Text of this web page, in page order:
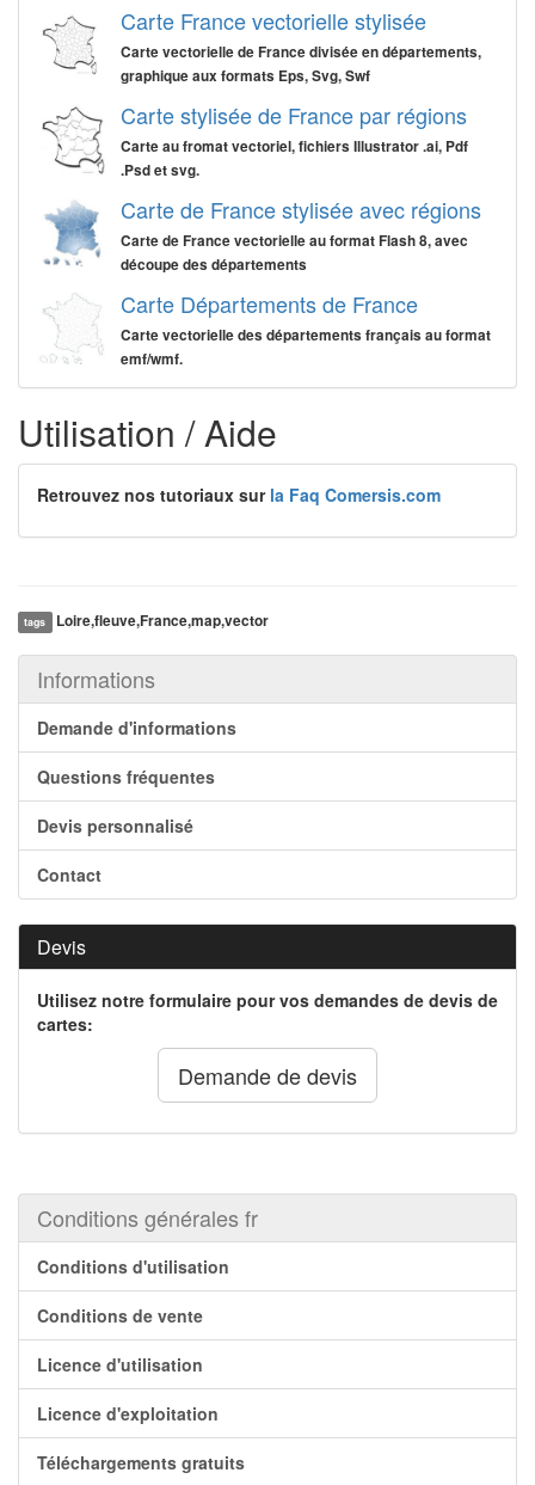
Carte France vectorielle stylisée
Carte vectorielle de France divisée en départements,
graphique aux formats Eps, Svg, Swf
Carte stylisée de France par régions
Carte au fromat vectoriel, fichiers Illustrator .ai, Pdf
.Psd et svg.
Carte de France stylisée avec régions
Carte de France vectorielle au format Flash 8, avec
découpe des départements
Carte Départements de France
Carte vectorielle des départements français au format
emf/wmf.
Utilisation / Aide
Retrouvez nos tutoriaux sur la Faq Comersis.com
tags Loire,fleuve,France,map,vector
Informations
Demande d'informations
Questions fréquentes
Devis personnalisé
Contact
Devis
Utilisez notre formulaire pour vos demandes de devis de
cartes:
Demande de devis
Conditions générales fr
Conditions d'utilisation
Conditions de vente
Licence d'utilisation
Licence d'exploitation
Téléchargements gratuits